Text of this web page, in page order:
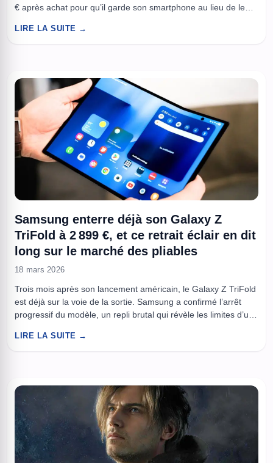
€ après achat pour qu’il garde son smartphone au lieu de le
problème commence. Dans l’univers du smartphone premium,
LIRE LA SUITE →
Samsung enterre déjà son Galaxy Z
TriFold à 2 899 €, et ce retrait éclair en dit
long sur le marché des pliables
18 mars 2026
Trois mois après son lancement américain, le Galaxy Z TriFold
est déjà sur la voie de la sortie. Samsung a confirmé l’arrêt
progressif du modèle, un repli brutal qui révèle les limites d’un
sans véritable marché de masse. Le pari était audacieux :
LIRE LA SUITE →